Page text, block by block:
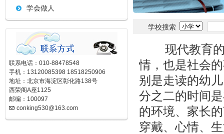
学会做人
联系电话：010-88478548
手机：13120085398 18518250906
地址：北京市海淀区彰化路138号
西荣阁A座1125
邮编：100097
conking530@163.com
学校搜索
现代教育的
情，也是社会
别是走读的幼
分之二的时间
的环境、家长
穿戴、心情、